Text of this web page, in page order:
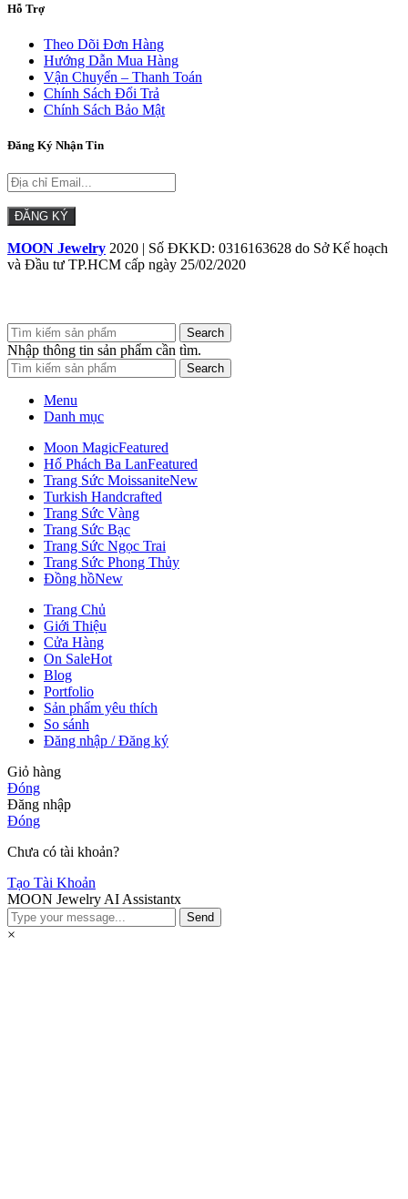
Hỗ Trợ
Theo Dõi Đơn Hàng
Hướng Dẫn Mua Hàng
Vận Chuyển – Thanh Toán
Chính Sách Đổi Trả
Chính Sách Bảo Mật
Đăng Ký Nhận Tin
MOON Jewelry 2020 | Số ĐKKD: 0316163628 do Sở Kế hoạch
và Đầu tư TP.HCM cấp ngày 25/02/2020
Search
Nhập thông tin sản phẩm cần tìm.
Search
Menu
Danh mục
Moon MagicFeatured
Hổ Phách Ba LanFeatured
Trang Sức MoissaniteNew
Turkish Handcrafted
Trang Sức Vàng
Trang Sức Bạc
Trang Sức Ngọc Trai
Trang Sức Phong Thủy
Đồng hồNew
Trang Chủ
Giới Thiệu
Cửa Hàng
On SaleHot
Blog
Portfolio
Sản phẩm yêu thích
So sánh
Đăng nhập / Đăng ký
Giỏ hàng
Đóng
Đăng nhập
Đóng
Chưa có tài khoản?
Tạo Tài Khoản
MOON Jewelry AI Assistantx
Send
×